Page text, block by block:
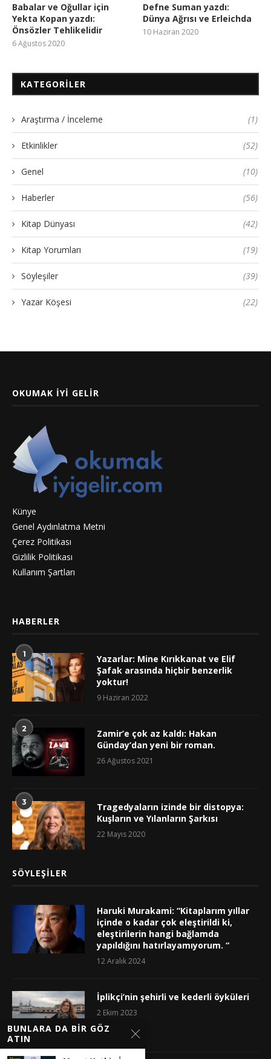
Babalar ve Oğullar için
Yekta Kopan yazdı:
Önsözler Tehlikelidir
6 Ağustos 2020
Defne Suman yazdı:
Dünya Ağrısı ve Erleichda
10 Haziran 2020
KATEGORILER
Araştırma / İnceleme (1)
Etkinlikler (52)
Genel (10)
Haberler (56)
Kitap Dünyası (42)
Kitap Yorumları (19)
Söyleşiler (39)
Yazar Köşesi (22)
OKUMAK İYI GELIR
Künye
Genel Aydınlatma Metni
Çerez Politikası
Gizlilik Politikası
Kullanım Şartları
HABERLER
1
Yazarlar: Mine Kırıkkanat ve Elif
Şafak arasında hiçbir benzerlik
yoktur!
9 Haziran 2022
2
Zamir’e çok az kaldı: Hakan
Günday’dan yeni bir roman.
26 Ağustos 2021
3
Tragedyaların izinde bir distopya:
Kuşların ve Yılanların Şarkısı
22 Mayıs 2020
SÖYLEŞILER
Haruki Murakami: “Kitaplarım yıllar
içinde o kadar çok eleştirildi ki,
eleştirilerin hangi bağlamda
yapıldığını hatırlayamıyorum. “
12 Aralık 2024
İplikçi’nin şehirli ve kederli öyküleri
2 Ekim 2023
BUNLARA DA BIR GÖZ
ATIN